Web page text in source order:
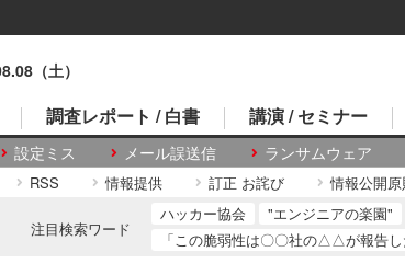
（土）
設定ミス メール誤送信 ランサムウェア
調査レポート / 白書 講演 / セミナー
RSS 情報提供 訂正 お詫び 情報公開原
注目検索ワード
ハッカー協会 "エンジニアの楽園"
「この脆弱性は〇〇社の△△が報告し